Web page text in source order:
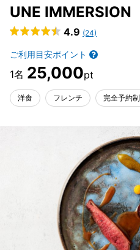
UNE IMMERSION
4.9 (24)
ご利用目安ポイント
25,000
洋食 フレンチ 完全予約制